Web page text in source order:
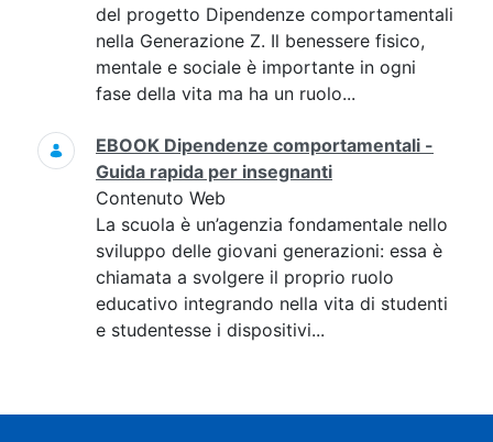
del progetto Dipendenze comportamentali
nella Generazione Z. Il benessere fisico,
mentale e sociale è importante in ogni
fase della vita ma ha un ruolo...
EBOOK Dipendenze comportamentali -
Guida rapida per insegnanti
Contenuto Web
La scuola è un’agenzia fondamentale nello
sviluppo delle giovani generazioni: essa è
chiamata a svolgere il proprio ruolo
educativo integrando nella vita di studenti
e studentesse i dispositivi...